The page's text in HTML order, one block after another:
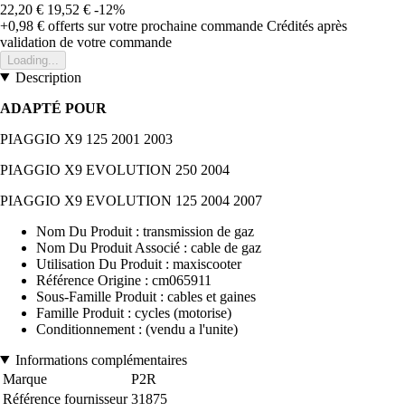
22,20 € 19,52 € -12%
+0,98 € offerts sur votre prochaine commande Crédités après
validation de votre commande
Loading...
Description
ADAPTÉ POUR
PIAGGIO X9 125 2001 2003
PIAGGIO X9 EVOLUTION 250 2004
PIAGGIO X9 EVOLUTION 125 2004 2007
Nom Du Produit : transmission de gaz
Nom Du Produit Associé : cable de gaz
Utilisation Du Produit : maxiscooter
Référence Origine : cm065911
Sous-Famille Produit : cables et gaines
Famille Produit : cycles (motorise)
Conditionnement : (vendu a l'unite)
Informations complémentaires
Marque
P2R
Référence fournisseur 31875